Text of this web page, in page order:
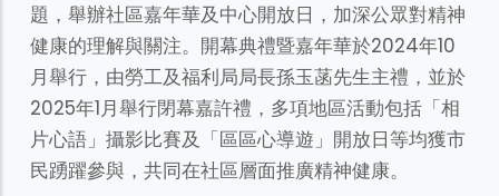
題，舉辦社區嘉年華及中心開放日，加深公眾對精神
健康的理解與關注。開幕典禮暨嘉年華於2024年10
月舉行，由勞工及福利局局長孫玉菡先生主禮，並於
2025年1月舉行閉幕嘉許禮，多項地區活動包括「相
片心語」攝影比賽及「區區心導遊」開放日等均獲市
民踴躍參與，共同在社區層面推廣精神健康。